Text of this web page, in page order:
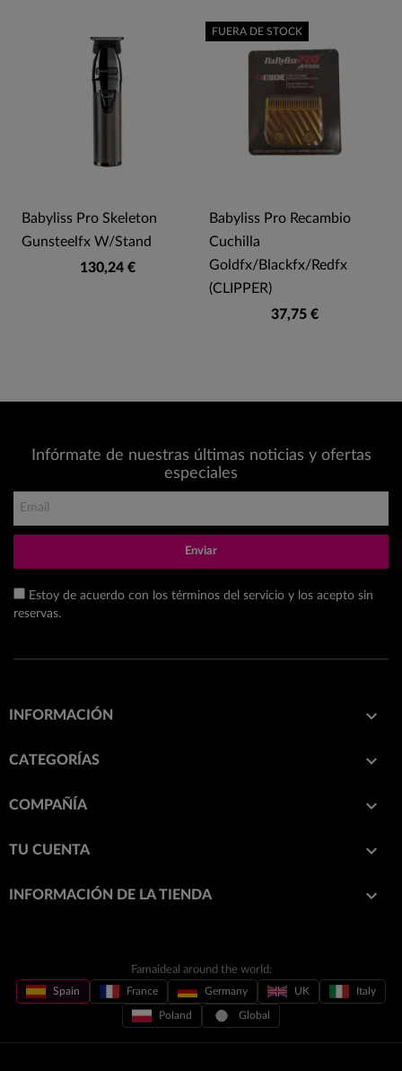
Babyliss Pro Skeleton
Gunsteelfx W/Stand
130,24 €
Babyliss Pro Recambio
Cuchilla
Goldfx/Blackfx/Redfx
(CLIPPER)
37,75 €
FUERA DE STOCK
Infórmate de nuestras últimas noticias y ofertas
especiales
Enviar
Estoy de acuerdo con los términos del servicio y los acepto sin
reservas.
INFORMACIÓN 
CATEGORÍAS 
COMPAÑÍA 
TU CUENTA 
INFORMACIÓN DE LA TIENDA keyboard_arrow_down
Famaideal around the world:
Spain France Germany UK Italy
Poland Global